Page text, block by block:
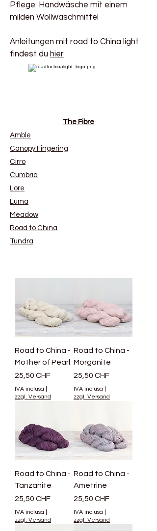
Pflege: Handwäsche mit einem
milden Wollwaschmittel
Anleitungen mit road to China light
findest du hier
The Fibre
Amble
Canopy Fingering
Cirro
Cumbria
Lore
Luma
Meadow
Road to China
Tundra
Road to China -
Mother of Pearl
Prezzo
25,50 CHF
IVA inclusa
zzgl. Versand
Road to China -
Morganite
Prezzo
25,50 CHF
IVA inclusa
zzgl. Versand
Road to China -
Tanzanite
Prezzo
25,50 CHF
IVA inclusa
zzgl. Versand
Road to China -
Ametrine
Prezzo
25,50 CHF
IVA inclusa
zzgl. Versand